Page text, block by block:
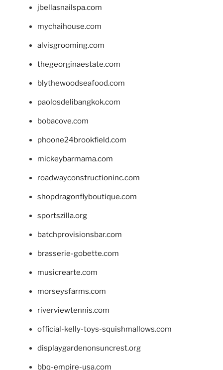
jbellasnailspa.com
mychaihouse.com
alvisgrooming.com
thegeorginaestate.com
blythewoodseafood.com
paolosdelibangkok.com
bobacove.com
phoone24brookfield.com
mickeybarmama.com
roadwayconstructioninc.com
shopdragonflyboutique.com
sportszilla.org
batchprovisionsbar.com
brasserie-gobette.com
musicrearte.com
morseysfarms.com
riverviewtennis.com
official-kelly-toys-squishmallows.com
displaygardenonsuncrest.org
bbq-empire-usa.com